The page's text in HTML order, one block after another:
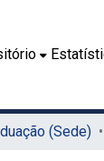
(Sede)